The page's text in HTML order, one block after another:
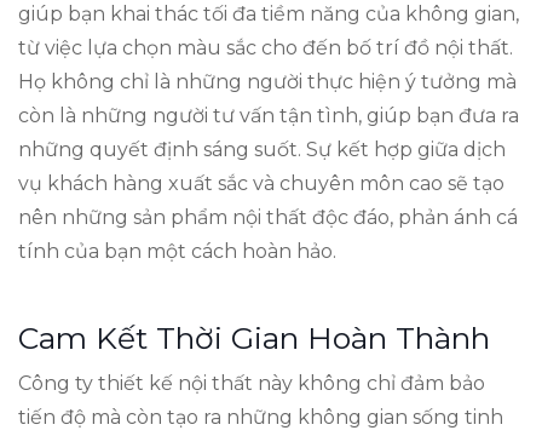
giúp bạn khai thác tối đa tiềm năng của không gian,
từ việc lựa chọn màu sắc cho đến bố trí đồ nội thất.
Họ không chỉ là những người thực hiện ý tưởng mà
còn là những người tư vấn tận tình, giúp bạn đưa ra
những quyết định sáng suốt. Sự kết hợp giữa dịch
vụ khách hàng xuất sắc và chuyên môn cao sẽ tạo
nên những sản phẩm nội thất độc đáo, phản ánh cá
tính của bạn một cách hoàn hảo.
Cam Kết Thời Gian Hoàn Thành
Công ty thiết kế nội thất này không chỉ đảm bảo
tiến độ mà còn tạo ra những không gian sống tinh